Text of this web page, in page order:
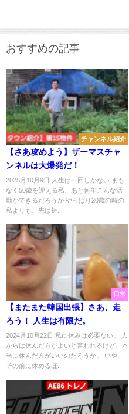
おすすめの記事
チャンネル紹介
【さあ攻めよう】ザーマスチャ
ンネルは大爆発だ！
2025月10月9日 人生は一回しかない まも
なく50歳を迎える私、あと何年こんな活
動ができるだろうか やっぱり20歳の時の
私よりも、先は短...
日常
【またまた韓国出張】さあ、走
ろう！ 人生は有限だ。
2024月10月22日 私に休みは必要ない。 人
からは休んだ方がよいと言われるけど、本
当に休んだ方がいいのだろうか。 いや、
その前に休めるほ...